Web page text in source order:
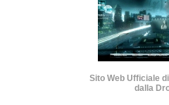
Sito Web Ufficiale
dalla